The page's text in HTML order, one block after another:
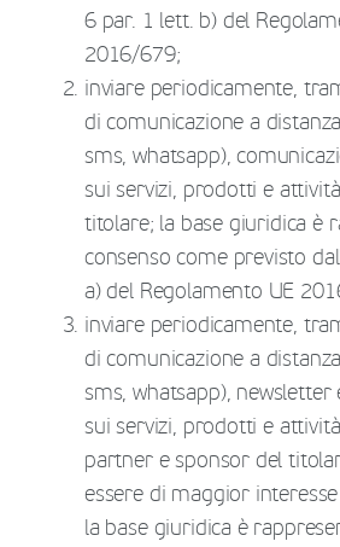
6 par. 1 lett. b) del
2016/679;
inviare periodicamente,
di comunicazione a
sms, whatsapp),
sui servizi, prodotti e
titolare; la base giuridica è
consenso come previsto
a) del Regolamento UE
inviare periodicamente,
di comunicazione a
sms, whatsapp), newsletter
sui servizi, prodotti e
partner e sponsor del
essere di maggior
la base giuridica è